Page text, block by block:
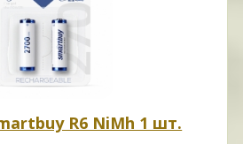
R6 NiMh 1 шт.